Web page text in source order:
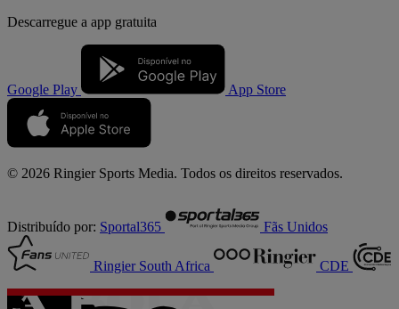
Descarregue a app gratuita
Google Play App Store
© 2026 Ringier Sports Media. Todos os direitos reservados.
Distribuído por: Sportal365 Fãs Unidos
Ringier South Africa CDE